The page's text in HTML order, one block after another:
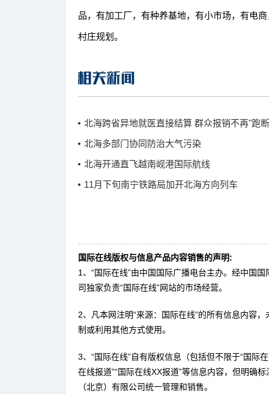
品，有加工厂，有种养基地，有小市场，有电
村庄规划。
北海跨省异地就医直接结算 群众报销不再"跑
北海多部门协同防治大气污染
北海开通直飞越南岘港国际航线
11月下旬南宁铁路局加开北海方向列车
国际在线版权与信息产品内容销售的声明:
1、“国际在线”由中国国际广播电台主办。经中国
司独家负责“国际在线”网站的市场经营。
2、凡本网注明“来源：国际在线”的所有信息内容
制或利用其他方式使用。
3、“国际在线”自有版权信息（包括但不限于“国际
在线报道”“国际在线XX报道”等信息内容，但明确
（北京）有限公司统一管理和销售。